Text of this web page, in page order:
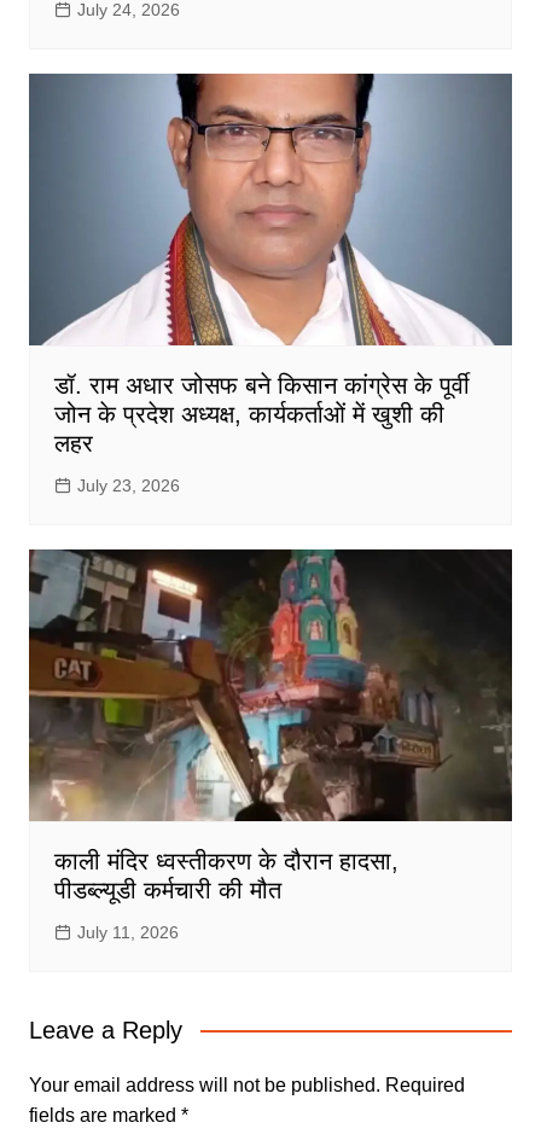
July 24, 2026
डॉ. राम अधार जोसफ बने किसान कांग्रेस के पूर्वी
जोन के प्रदेश अध्यक्ष, कार्यकर्ताओं में खुशी की
लहर
July 23, 2026
काली मंदिर ध्वस्तीकरण के दौरान हादसा,
पीडब्ल्यूडी कर्मचारी की मौत
July 11, 2026
Leave a Reply
Your email address will not be published. Required
fields are marked *